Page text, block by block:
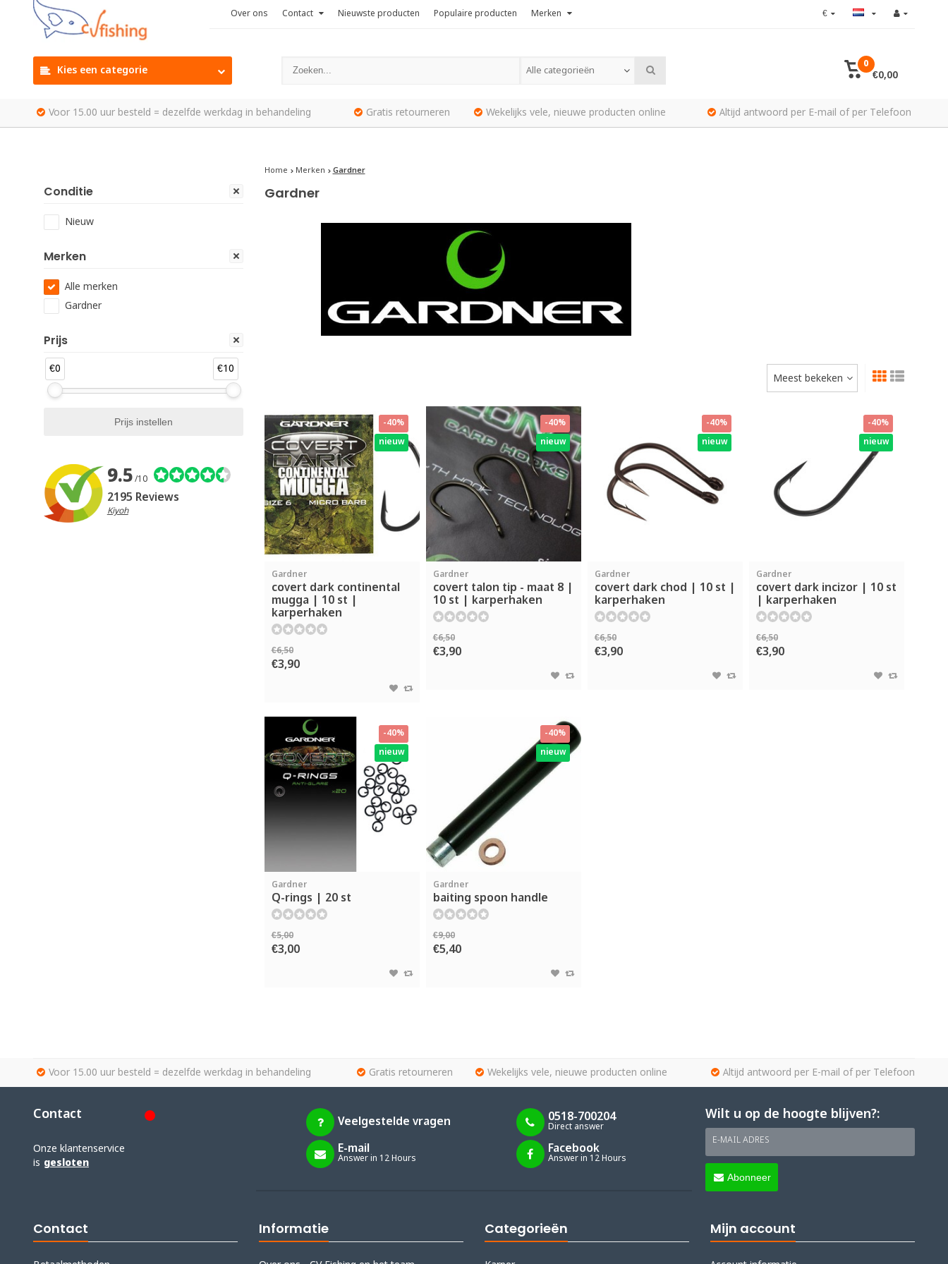
Over ons Contact Nieuwste producten Populaire producten Merken €
Kies een categorie Alle categorieën
0
€0,00
Voor 15.00 uur besteld = dezelfde werkdag in behandeling Gratis retourneren Wekelijks vele, nieuwe producten online Altijd antwoord per E-mail of per Telefoon
Conditie
Nieuw
Merken
Alle merken
Gardner
Prijs
€0 €10
9.5/10
2195 Reviews
Kiyoh
Home Merken Gardner
Gardner
Meest bekeken
-40%
nieuw
Gardner
covert dark continental
mugga | 10 st |
karperhaken
€6,50
€3,90
-40%
nieuw
Gardner
covert talon tip - maat 8 |
10 st | karperhaken
€6,50
€3,90
-40%
nieuw
Gardner
covert dark chod | 10 st |
karperhaken
€6,50
€3,90
-40%
nieuw
Gardner
covert dark incizor | 10 st
| karperhaken
€6,50
€3,90
-40%
nieuw
Gardner
Q-rings | 20 st
€5,00
€3,00
-40%
nieuw
Gardner
baiting spoon handle
€9,00
€5,40
Voor 15.00 uur besteld = dezelfde werkdag in behandeling Gratis retourneren Wekelijks vele, nieuwe producten online Altijd antwoord per E-mail of per Telefoon
Contact
Onze klantenservice
is gesloten
Veelgestelde vragen 0518-700204
Direct answer
E-mail
Answer in 12 Hours
Facebook
Answer in 12 Hours
Wilt u op de hoogte blijven?:
E-MAIL ADRES
Abonneer
Contact Informatie Categorieën Mijn account